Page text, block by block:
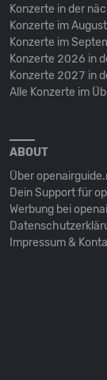
Konzerte in der
Konzerte im
Konzerte im
Konzerte 2026 in
Konzerte 2027 in
Alle Konzerte im
ABOUT
Über
Dein Support für
Werbung bei
Impressum &